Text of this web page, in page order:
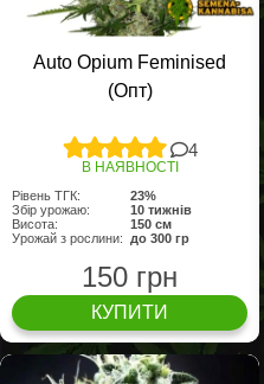
Auto Opium Feminised
(Опт)
4
В НАЯВНОСТІ
Рівень ТГК:
23%
Збір урожаю:
10 тижнів
Висота:
150 см
Урожай з рослини:
до 300 гр
150 грн
КУПИТИ